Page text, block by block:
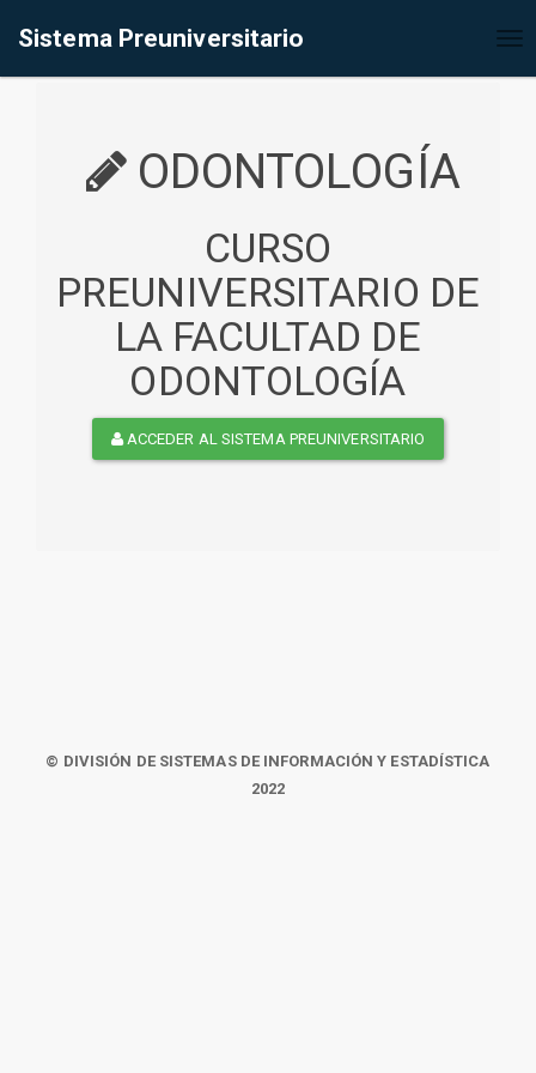
Sistema Preuniversitario
ODONTOLOGÍA
CURSO
PREUNIVERSITARIO DE
LA FACULTAD DE
ODONTOLOGÍA
ACCEDER AL SISTEMA PREUNIVERSITARIO
© DIVISIÓN DE SISTEMAS DE INFORMACIÓN Y ESTADÍSTICA
2022